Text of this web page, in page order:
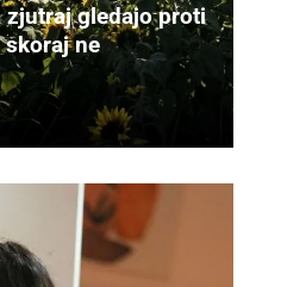
zjutraj gledajo proti
skoraj ne